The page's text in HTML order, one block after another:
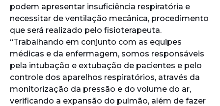
podem apresentar insuficiência respiratória e
necessitar de ventilação mecânica, procedimento
que será realizado pelo fisioterapeuta.
“Trabalhando em conjunto com as equipes
médicas e da enfermagem, somos responsáveis
pela intubação e extubação de pacientes e pelo
controle dos aparelhos respiratórios, através da
monitorização da pressão e do volume do ar,
verificando a expansão do pulmão, além de fazer